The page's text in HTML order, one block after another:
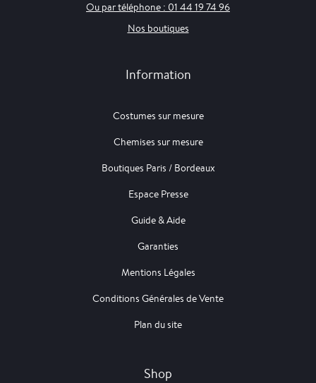
Ou par téléphone : 01 44 19 74 96
Nos boutiques
Information
Costumes sur mesure
Chemises sur mesure
Boutiques Paris / Bordeaux
Espace Presse
Guide & Aide
Garanties
Mentions Légales
Conditions Générales de Vente
Plan du site
Shop